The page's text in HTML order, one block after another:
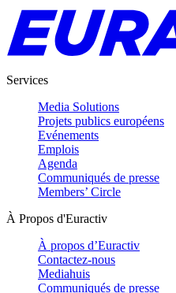
Services
Media Solutions
Projets publics européens
Evénements
Emplois
Agenda
Communiqués de presse
Members’ Circle
À Propos d'Euractiv
À propos d’Euractiv
Contactez-nous
Mediahuis
Communiqués de presse